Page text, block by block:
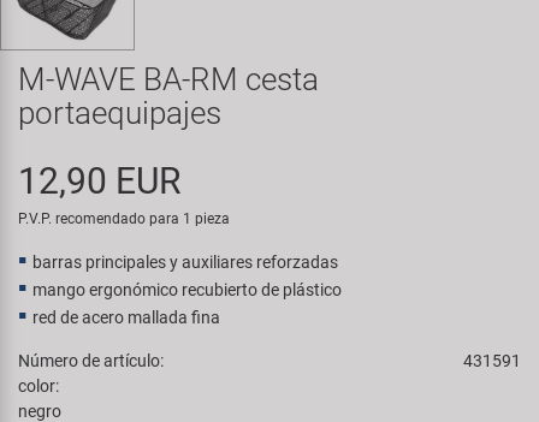
Transporte y Aparcamiento
Super B
Trail-Gator
Todas las marcas
M-WAVE BA-RM cesta
portaequipajes
12,90 EUR
P.V.P. recomendado para 1 pieza
barras principales y auxiliares reforzadas
mango ergonómico recubierto de plástico
red de acero mallada fina
Número de artículo:
431591
color:
negro